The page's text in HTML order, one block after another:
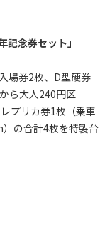
念券セット」
場券2枚、D型硬券
ら大人240円区
プリカ券1枚（乗車
の合計4枚を特製台